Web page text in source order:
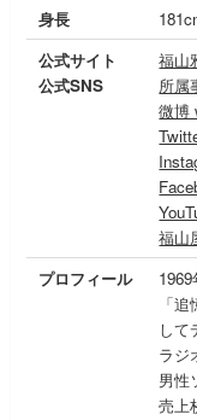
身長
公式サイト
公式SNS
福山
所属
微博
福山
プロフィール
「
して
ラジ
男性
売上